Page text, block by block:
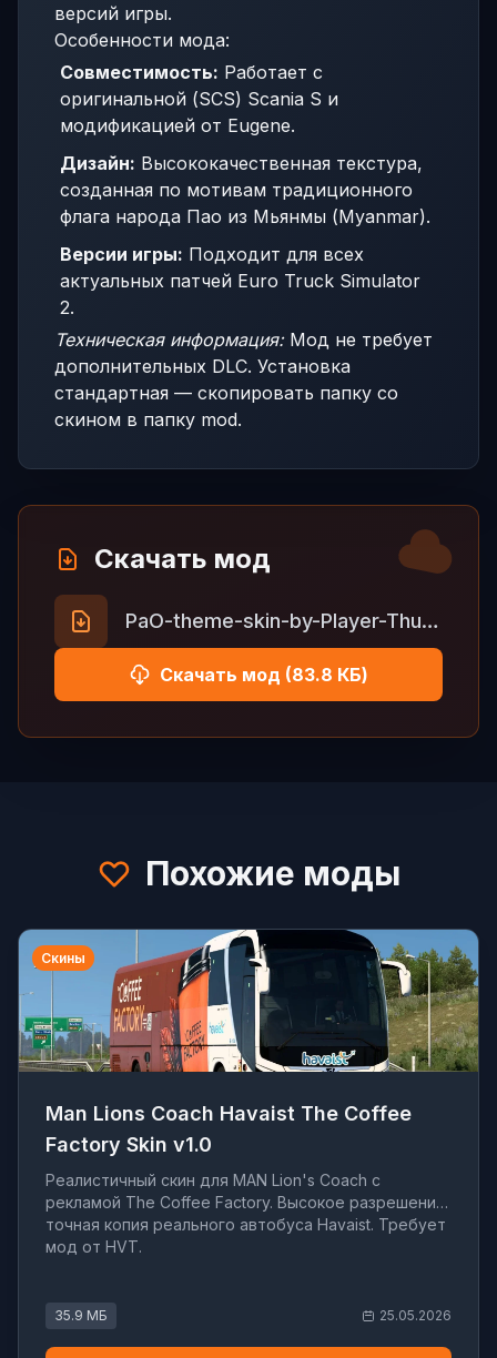
версий игры.
Особенности мода:
Совместимость: Работает с
оригинальной (SCS) Scania S и
модификацией от Eugene.
Дизайн: Высококачественная текстура,
созданная по мотивам традиционного
флага народа Пао из Мьянмы (Myanmar).
Версии игры: Подходит для всех
актуальных патчей Euro Truck Simulator
2.
Техническая информация:Мод не требует
дополнительных DLC. Установка
стандартная — скопировать папку со
скином в папку mod.
Скачать мод
PaO-theme-skin-by-Player-Thurein.zip
Скачать мод (83.8 КБ)
Похожие моды
Скины
Man Lions Coach Havaist The Coffee
Factory Skin v1.0
Реалистичный скин для MAN Lion's Coach с
рекламой The Coffee Factory. Высокое разрешение,
точная копия реального автобуса Havaist. Требует
мод от HVT.
35.9 МБ 25.05.2026